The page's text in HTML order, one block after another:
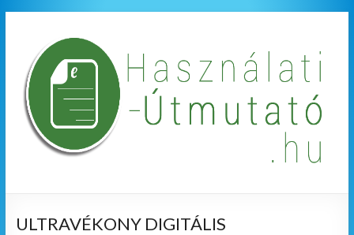
ULTRAVÉKONY DIGITÁLIS